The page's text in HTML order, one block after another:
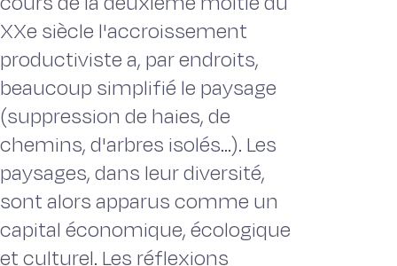
XXe siècle l'accroissement
productiviste a, par endroits,
beaucoup simplifié le paysage
(suppression de haies, de
chemins, d'arbres isolés...). Les
paysages, dans leur diversité,
sont alors apparus comme un
capital économique, écologique
et culturel. Les réflexions